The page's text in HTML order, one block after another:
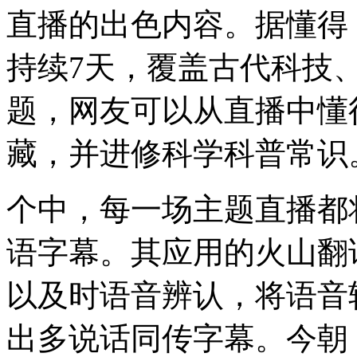
直播的出色内容。据懂
持续7天，覆盖古代科技
题，网友可以从直播中
藏，并进修科学科普常识
个中，每一场主题直播
语字幕。其应用的火山
以及时语音辨认，将语
出多说话同传字幕。今